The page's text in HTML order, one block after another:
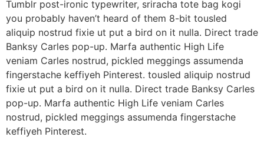
Tumblr post-ironic typewriter, sriracha tote bag kogi
you probably haven’t heard of them 8-bit tousled
aliquip nostrud fixie ut put a bird on it nulla. Direct trade
Banksy Carles pop-up. Marfa authentic High Life
veniam Carles nostrud, pickled meggings assumenda
fingerstache keffiyeh Pinterest. tousled aliquip nostrud
fixie ut put a bird on it nulla. Direct trade Banksy Carles
pop-up. Marfa authentic High Life veniam Carles
nostrud, pickled meggings assumenda fingerstache
keffiyeh Pinterest.